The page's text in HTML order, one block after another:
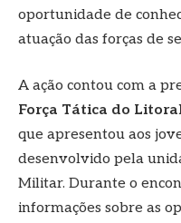
oportunidade de
atuação das forças de
A ação contou com a
Força Tática do
que apresentou aos
desenvolvido pela
Militar. Durante o
informações sobre as